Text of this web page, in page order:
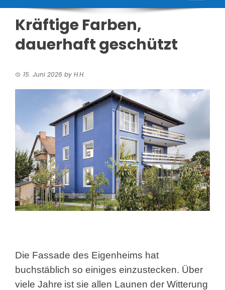
Kräftige Farben,
dauerhaft geschützt
15. Juni 2026 by H.H.
Die Fassade des Eigenheims hat
buchstäblich so einiges einzustecken. Über
viele Jahre ist sie allen Launen der Witterung